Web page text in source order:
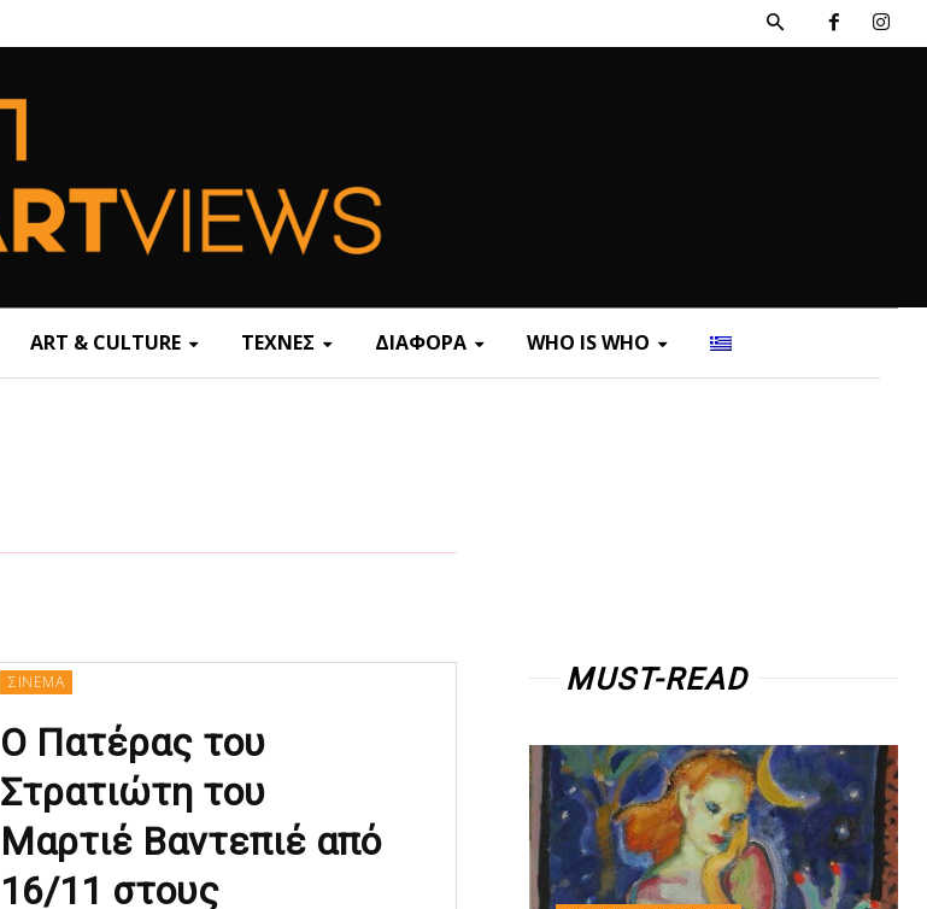
ART & CULTURE ΤΕΧΝΕΣ ΔΙΑΦΟΡΑ WHO IS WHO
ΣΙΝΕΜΑ
Ο Πατέρας του
Στρατιώτη του
Μαρτιέ Βαντεπιέ από
16/11 στους
MUST-READ